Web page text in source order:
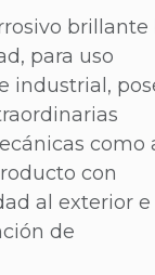
brillante
para uso
industrial,
como
con
al exterior e
de